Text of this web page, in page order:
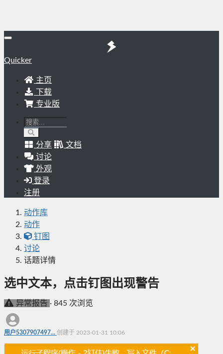
Quicker
主页
下载
专业版
分享
文档
讨论
外观
登录
注册
动作库
动作
钉图
讨论
话题详情
选中文本，点击钉图出现警告
异常报告 · 845 次浏览
用户5307907497... 创建于 2023-01-31 10:06